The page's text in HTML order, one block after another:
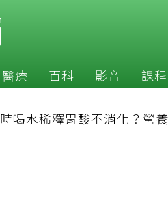
醫療 百科 影音 課程
喝水稀釋胃酸不消化？營